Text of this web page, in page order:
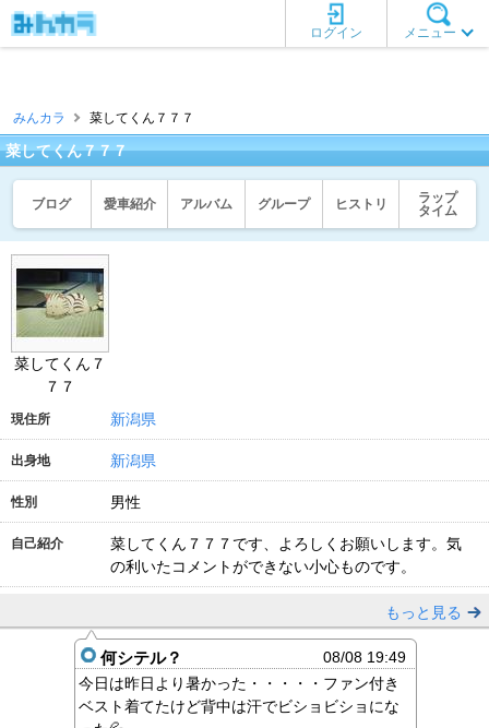
メニュー
ログイン
みんカラ 菜してくん７７７
菜してくん７７７
ブログ 愛車紹介 アルバム グループ ヒストリ
ラップ
タイム
菜してくん７
７７
現住所 新潟県
出身地 新潟県
性別 男性
自己紹介
菜してくん７７７です、よろしくお願いします。気
の利いたコメントができない小心ものです。
もっと見る
何シテル？
08/08 19:49
今日は昨日より暑かった・・・・・ファン付き
ベスト着てたけど背中は汗でビショビショにな